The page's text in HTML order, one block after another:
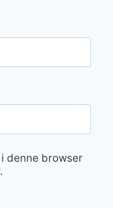
denne browser